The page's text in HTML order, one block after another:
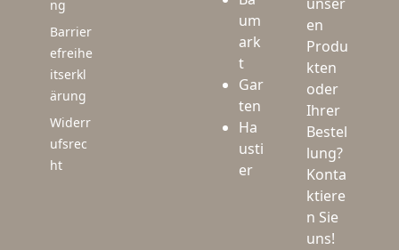
ng
Barrier
efreihe
itserkl
ärung
Widerr
ufsrec
ht
um
ark
t
Gar
ten
Ha
usti
er
en
Produ
kten
oder
Ihrer
Bestel
lung?
Konta
ktiere
n Sie
uns!